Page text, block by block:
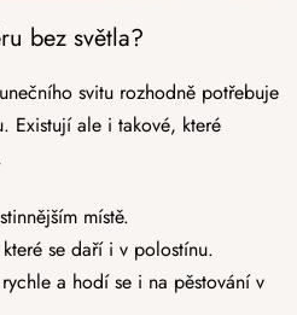
bez světla?
svitu rozhodně potřebuje
Existují ale i takové, které
místě.
se daří i v polostínu.
a hodí se i na pěstování v